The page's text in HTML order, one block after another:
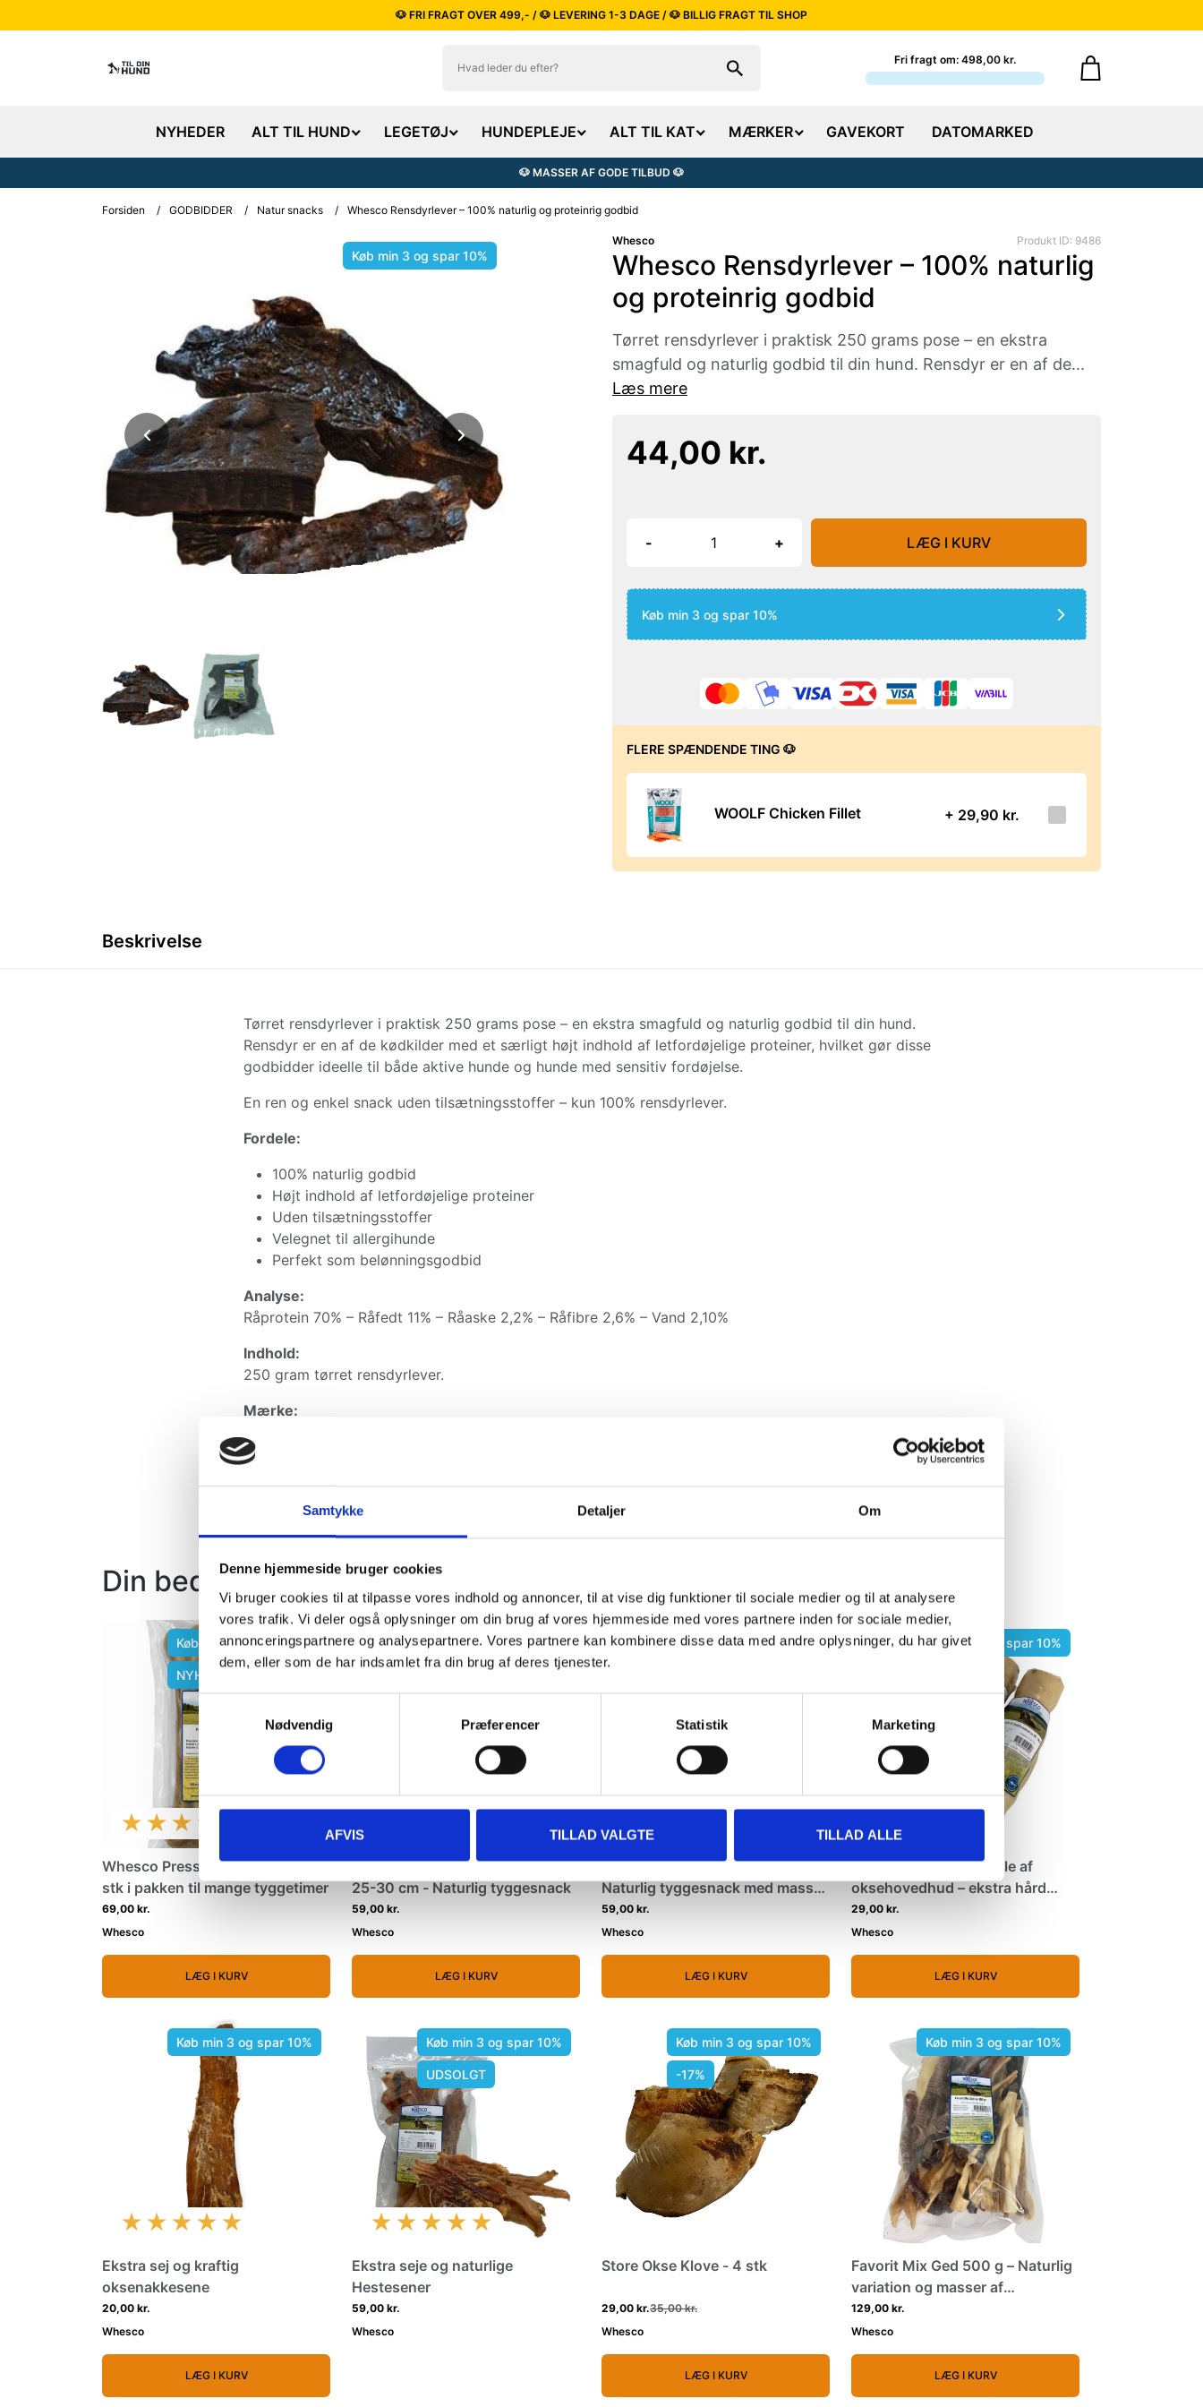
Samtykke Detaljer Om
Denne hjemmeside bruger cookies
Vi bruger cookies til at tilpasse vores indhold og annoncer, til at vise dig funktioner til sociale medier og til at analysere
vores trafik. Vi deler også oplysninger om din brug af vores hjemmeside med vores partnere inden for sociale medier,
annonceringspartnere og analysepartnere. Vores partnere kan kombinere disse data med andre oplysninger, du har givet
dem, eller som de har indsamlet fra din brug af deres tjenester.
Samtykkevalg
Nødvendig
Præferencer Statistik Marketing
AFVIS TILLAD VALGTE TILLAD ALLE
🐶 FRI FRAGT OVER 499,- / 🐶 LEVERING 1-3 DAGE / 🐶 BILLIG FRAGT TIL SHOP
Fri fragt om: 498,00 kr.
NYHEDER ALT TIL HUND LEGETØJ HUNDEPLEJE ALT TIL KAT MÆRKER GAVEKORT DATOMARKED
🐶 MASSER AF GODE TILBUD 🐶
Forsiden / GODBIDDER / Natur snacks / Whesco Rensdyrlever – 100% naturlig og proteinrig godbid
Køb min 3 og spar 10%
Whesco Produkt ID: 9486
Whesco Rensdyrlever – 100% naturlig
og proteinrig godbid
Tørret rensdyrlever i praktisk 250 grams pose – en ekstra
smagfuld og naturlig godbid til din hund. Rensdyr er en af de...
Læs mere
44,00 kr.
- + LÆG I KURV
Køb min 3 og spar 10%
FLERE SPÆNDENDE TING 🐶
WOOLF Chicken Fillet + 29,90 kr.
Beskrivelse
Tørret rensdyrlever i praktisk 250 grams pose – en ekstra smagfuld og naturlig godbid til din hund.
Rensdyr er en af de kødkilder med et særligt højt indhold af letfordøjelige proteiner, hvilket gør disse
godbidder ideelle til både aktive hunde og hunde med sensitiv fordøjelse.
En ren og enkel snack uden tilsætningsstoffer – kun 100% rensdyrlever.
Fordele:
100% naturlig godbid
Højt indhold af letfordøjelige proteiner
Uden tilsætningsstoffer
Velegnet til allergihunde
Perfekt som belønningsgodbid
Analyse:
Råprotein 70% – Råfedt 11% – Råaske 2,2% – Råfibre 2,6% – Vand 2,10%
Indhold:
250 gram tørret rensdyrlever.
Mærke:
rene råvarer.
Din bedste ven vil også elske dette
Køb min 3 og spar 10%
NYHED
★★★★★
Whesco Presset Ben 26 cm - 2
stk i pakken til mange tyggetimer
69,00 kr.
Whesco
LÆG I KURV
Køb min 3 og spar 10%
Whesco Flettet Oksehovedhud
25-30 cm - Naturlig tyggesnack
59,00 kr.
Whesco
LÆG I KURV
Køb min 3 og spar 10%
Whesco Oksehovedhud Spiral –
Naturlig tyggesnack med masser
af smag
59,00 kr.
Whesco
LÆG I KURV
Køb min 3 og spar 10%
1 stk Whesco tyggerulle af
oksehovedhud – ekstra hård
tyggegodbid
29,00 kr.
Whesco
LÆG I KURV
Køb min 3 og spar 10%
★★★★★
Ekstra sej og kraftig
oksenakkesene
20,00 kr.
Whesco
LÆG I KURV
Køb min 3 og spar 10%
UDSOLGT
★★★★★
Ekstra seje og naturlige
Hestesener
59,00 kr.
Whesco
Køb min 3 og spar 10%
-17%
Store Okse Klove - 4 stk
29,00 kr.35,00 kr.
Whesco
LÆG I KURV
Køb min 3 og spar 10%
Favorit Mix Ged 500 g – Naturlig
variation og masser af
tyggeglæde til din hund
129,00 kr.
Whesco
LÆG I KURV